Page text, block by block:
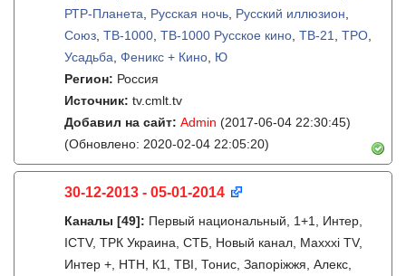
РТР-Планета
Русская ночь Русский иллюзион
Союз ТВ-1000 ТВ-1000 Русское кино ТВ-21 ТРО
Усадьба Феникс + Кино Ю
Регион: Россия
Источник: tv.cmlt.tv
Добавил на сайт: Admin (2017-06-04 22:30:45)
(Обновлено: 2020-02-04 22:05:20)
30-12-2013 - 05-01-2014
Каналы [49]: Первый национальный, 1+1, Интер,
ICTV, ТРК Украина, СТБ, Новый канал, Maxxxi TV,
Интер +, НТН, К1, ТВI, Тонис, Запорiжжя, Алекс,